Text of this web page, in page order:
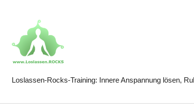
springen
Loslassen-
Loslassen-Rocks-Training: Innere Anspannung lösen,